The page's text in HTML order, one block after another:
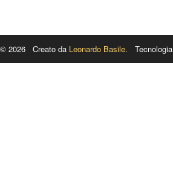
© 2026 Creato da Leonardo Basile. Tecnologia